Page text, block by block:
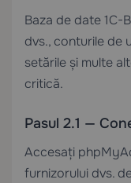
Baza de date
dvs., conturile de
setările și multe
critică.
Pasul 2.1 —
Accesați
furnizorului dvs.